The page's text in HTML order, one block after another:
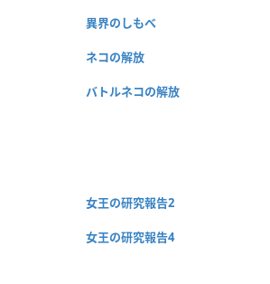
異界のしもべ
ネコの解放
バトルネコの解放
女王の研究報告2
女王の研究報告4